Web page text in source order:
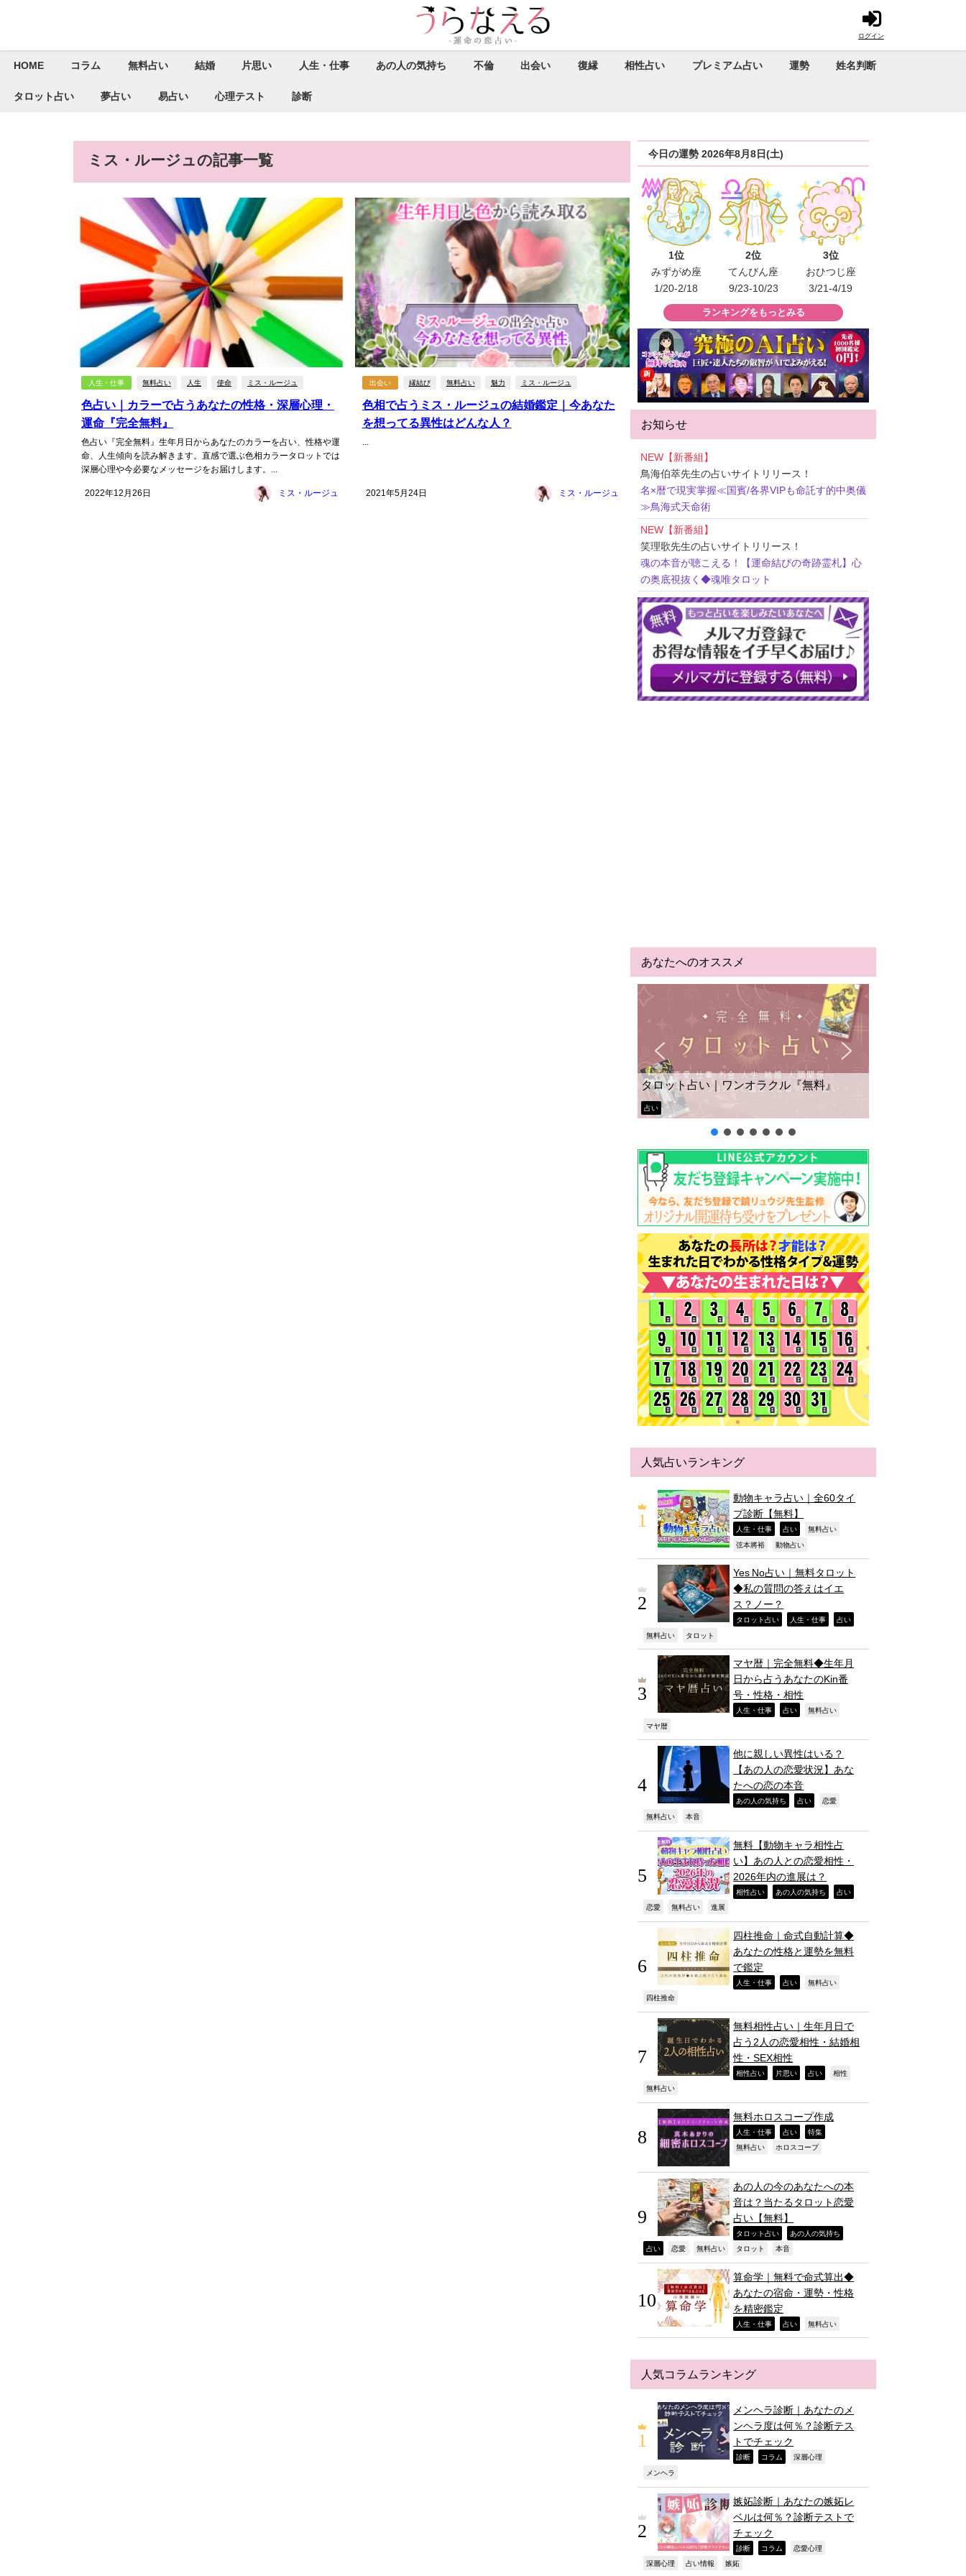
ログイン
HOME コラム 無料占い 結婚 片思い 人生・仕事 あの人の気持ち 不倫 出会い 復縁 相性占い プレミアム占い 運勢 姓名判断
タロット占い 夢占い 易占い 心理テスト 診断
ミス・ルージュの記事一覧
人生・仕事 無料占い 人生 使命 ミス・ルージュ
色占い｜カラーで占うあなたの性格・深層心理・
運命『完全無料』
色占い『完全無料』生年月日からあなたのカラーを占い、性格や運
命、人生傾向を読み解きます。直感で選ぶ色相カラータロットでは
深層心理や今必要なメッセージをお届けします。...
2022年12月26日 ミス・ルージュ
出会い 縁結び 無料占い 魅力 ミス・ルージュ
色相で占うミス・ルージュの結婚鑑定｜今あなた
を想ってる異性はどんな人？
...
2021年5月24日 ミス・ルージュ
今日の運勢 2026年8月8日(土)
1位
みずがめ座
1/20-2/18
2位
てんびん座
9/23-10/23
3位
おひつじ座
3/21-4/19
ランキングをもっとみる
お知らせ
NEW【新番組】
鳥海伯萃先生の占いサイトリリース！
名×暦で現実掌握≪国賓/各界VIPも命託す的中奥儀
≫鳥海式天命術
NEW【新番組】
笑理歌先生の占いサイトリリース！
魂の本音が聴こえる！【運命結びの奇跡霊札】心
の奥底視抜く◆魂唯タロット
あなたへのオススメ
タロット占い｜ワンオラクル『無料』
占い
人気占いランキング
動物キャラ占い｜全60タイ
プ診断【無料】
人生・仕事 占い 無料占い
弦本將裕 動物占い
Yes No占い｜無料タロット
◆私の質問の答えはイエ
ス？ノー？
タロット占い 人生・仕事 占い
無料占い タロット
マヤ暦｜完全無料◆生年月
日から占うあなたのKin番
号・性格・相性
人生・仕事 占い 無料占い
マヤ暦
他に親しい異性はいる？
【あの人の恋愛状況】あな
たへの恋の本音
あの人の気持ち 占い 恋愛
無料占い 本音
無料【動物キャラ相性占
い】あの人との恋愛相性・
2026年内の進展は？
相性占い あの人の気持ち 占い
恋愛 無料占い 進展
四柱推命｜命式自動計算◆
あなたの性格と運勢を無料
で鑑定
人生・仕事 占い 無料占い
四柱推命
無料相性占い｜生年月日で
占う2人の恋愛相性・結婚相
性・SEX相性
相性占い 片思い 占い 相性
無料占い
無料ホロスコープ作成
人生・仕事 占い 特集
無料占い ホロスコープ
あの人の今のあなたへの本
音は？当たるタロット恋愛
占い【無料】
タロット占い あの人の気持ち
占い 恋愛 無料占い タロット 本音
算命学｜無料で命式算出◆
あなたの宿命・運勢・性格
を精密鑑定
人生・仕事 占い 無料占い
人気コラムランキング
メンヘラ診断｜あなたのメ
ンヘラ度は何％？診断テス
トでチェック
診断 コラム 深層心理
メンヘラ
嫉妬診断｜あなたの嫉妬レ
ベルは何％？診断テストで
チェック
診断 コラム 恋愛心理
深層心理 占い情報 嫉妬